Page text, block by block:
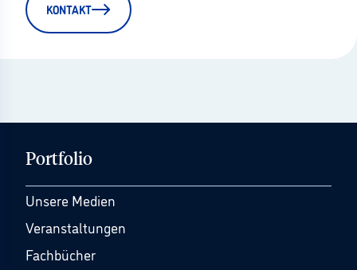
KONTAKT
Portfolio
Unsere Medien
Veranstaltungen
Fachbücher